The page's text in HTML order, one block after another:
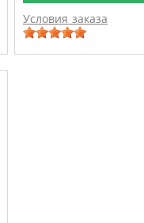
Условия заказа